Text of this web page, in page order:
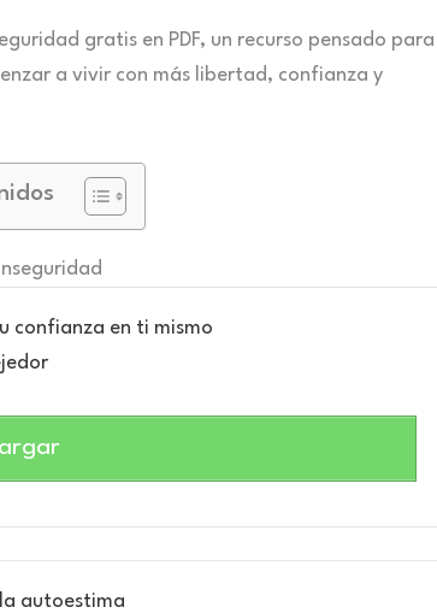
gratis en PDF, un recurso pensado para
a vivir con más libertad, confianza y
confianza en ti mismo
autoestima